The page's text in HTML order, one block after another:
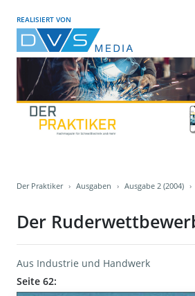
REALISIERT VON
Der Praktiker Ausgaben Ausgabe 2 (2004)
Der
Aus Industrie und Handwerk
Seite 62: